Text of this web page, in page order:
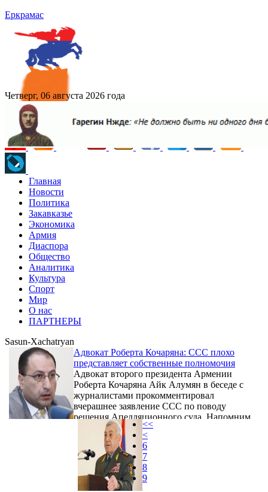
Еркрамас
Четверг, 06 августа 2026 года
Главная
Новости
Политика
Закавказье
Экономика
Армия
Диаспора
Общество
Аналитика
Культура
Спорт
Мир
О нас
ПАРТНЕРЫ
Sasun-Xachatryan
Адвокат Роберта Кочаряна: ССС плохо
представляет собственные полномочия
Адвокат второго президента Армении
Роберта Кочаряна Айк Алумян в беседе с
журналистами прокомментировал
вчерашнее заявление ССС по поводу
решения Апелляционного суда. Напомним,
что суд освободил Роберта Кочаряна из-под
ареста на основании неприкосновенности
экс-президента. Специальная следственная
служба расценила решение
Апелляционного суда как незаконное.
<<
<
6
7
8
9